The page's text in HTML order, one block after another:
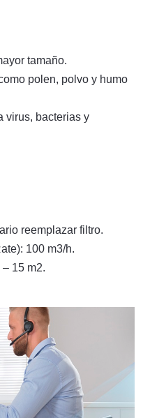
tamaño.
polen, polvo y humo
virus, bacterias y
reemplazar filtro.
100 m3/h.
15 m2.